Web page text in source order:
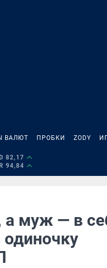
ВАЛЮТ ПРОБКИ ZODY
82,17
94,84
а муж — в